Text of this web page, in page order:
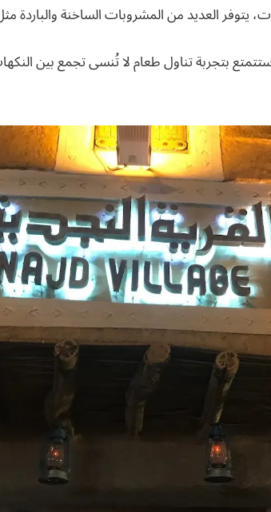
يتوفر العديد من المشروبات الساخنة والباردة
بتجربة تناول طعام لا تُنسى تجمع بين